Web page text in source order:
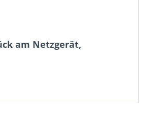
am Netzgerät,